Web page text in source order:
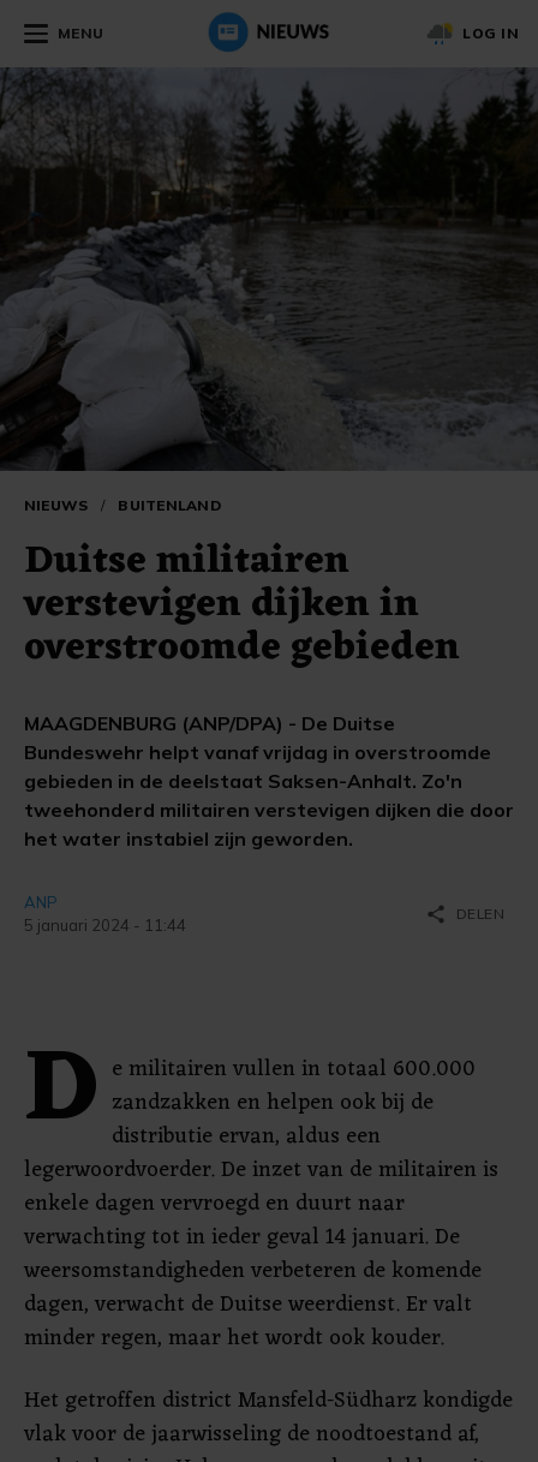
MENU LOG IN
NIEUWS / BUITENLAND
Duitse militairen
verstevigen dijken in
overstroomde gebieden
MAAGDENBURG (ANP/DPA) - De Duitse
Bundeswehr helpt vanaf vrijdag in overstroomde
gebieden in de deelstaat Saksen-Anhalt. Zo'n
tweehonderd militairen verstevigen dijken die door
het water instabiel zijn geworden.
ANP
5 januari 2024 - 11:44
share DELEN
D e militairen vullen in totaal 600.000
zandzakken en helpen ook bij de
distributie ervan, aldus een
legerwoordvoerder. De inzet van de militairen is
enkele dagen vervroegd en duurt naar
verwachting tot in ieder geval 14 januari. De
weersomstandigheden verbeteren de komende
dagen, verwacht de Duitse weerdienst. Er valt
minder regen, maar het wordt ook kouder.
Het getroffen district Mansfeld-Südharz kondigde
vlak voor de jaarwisseling de noodtoestand af,